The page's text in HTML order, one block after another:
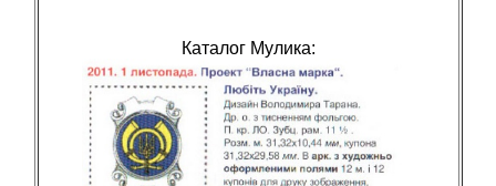
Каталог Мулика: